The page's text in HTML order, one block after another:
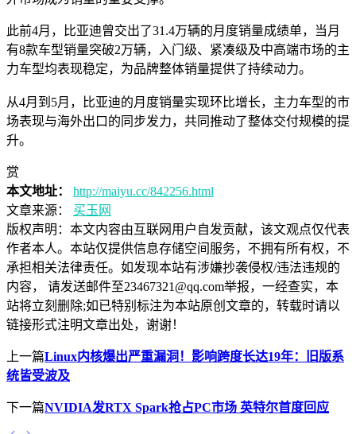
此前4月，比亚迪曾交出了31.4万辆的月度销量成绩单，当月
有8款车型销量突破2万辆，入门级、紧凑级及中高端市场的主
力车型均表现稳定，为品牌整体销量提供了持续动力。
从4月到5月，比亚迪的月度销量实现环比增长，主力车型的市
场表现与海外出口的同步发力，共同推动了整体交付规模的提
升。
赏
本文地址：
http://maiyu.cc/842256.html
文章来源：
买玉网
版权声明： 本文内容由互联网用户自发贡献，该文观点仅代表
作者本人。本站仅提供信息存储空间服务，不拥有所有权，不
承担相关法律责任。如发现本站有涉嫌抄袭侵权/违法违规的
内容， 请发送邮件至23467321@qq.com举报，一经查实，本
站将立刻删除;如已特别标注为本站原创文章的，转载时请以
链接形式注明文章出处，谢谢！
上一篇Linux内核爆出严重漏洞！影响跨度长达19年：旧版系
统皆受波及
下一篇NVIDIA发RTX Spark抢占PC市场 英特尔首度回应